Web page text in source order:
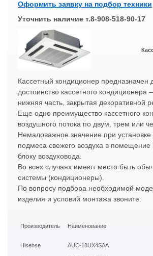
Оформить заявку на подбор техники
Уточнить наличие т.8-908-518-90-17
Кассетный кондиционер предназначен
достоинство кассетного кондиционера
нижняя часть, закрытая декоративной
Еще одно преимущество кассетного
воздушного потока по двум, трем или
Немаловажное значение при
подмеса свежего воздуха в
блоку воздуховода.
Во всех случаях имеют место быть
системы (кондиционеры).
По вопросу подбора необходимой
изделия и условий монтажа звоните.
Производитель Наименование
Hisense AUC-18UX4SAA